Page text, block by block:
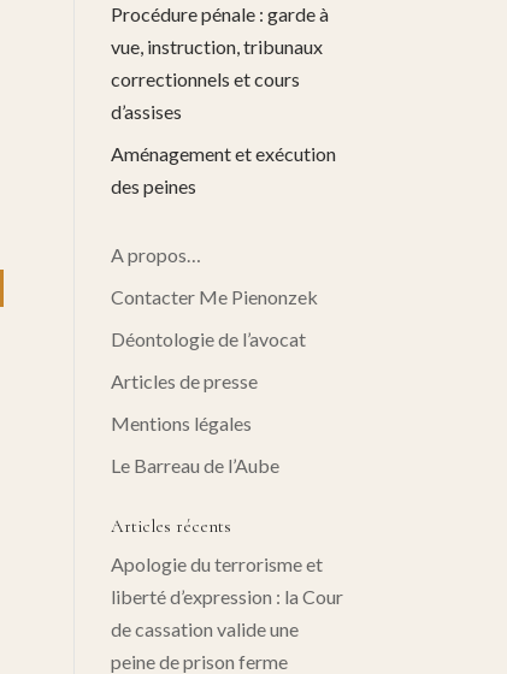
Procédure pénale : garde à
vue, instruction, tribunaux
correctionnels et cours
d’assises
Aménagement et exécution
des peines
A propos…
Contacter Me Pienonzek
Déontologie de l’avocat
Articles de presse
Mentions légales
Le Barreau de l’Aube
Articles récents
Apologie du terrorisme et
liberté d’expression : la Cour
de cassation valide une
peine de prison ferme